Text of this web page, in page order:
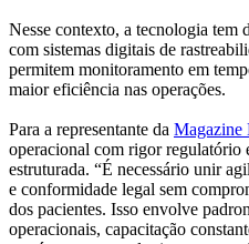
Nesse contexto, a tecnologia tem
com sistemas digitais de
permitem monitoramento em
maior eficiência nas operações.
Para a representante da Magazine
operacional com rigor regulatório
estruturada. “É necessário unir
e conformidade legal sem
dos pacientes. Isso envolve
operacionais, capacitação